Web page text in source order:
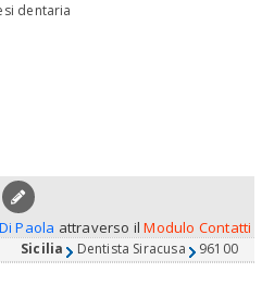
dentaria
Paola attraverso ilModulo Contatti
Sicilia Dentista Siracusa 96100